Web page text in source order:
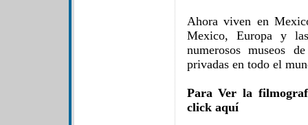
Ahora viven en
Mexico, Europa y
numerosos museos
privadas en todo el
Para Ver la
click aquí